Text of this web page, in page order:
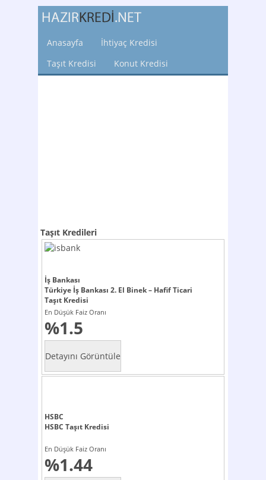
Anasayfa
İhtiyaç Kredisi
Taşıt Kredisi
Konut Kredisi
Taşıt Kredileri
İş Bankası
Türkiye İş Bankası 2. El Binek – Hafif Ticari
Taşıt Kredisi
En Düşük Faiz Oranı
%1.5
HSBC
HSBC Taşıt Kredisi
En Düşük Faiz Oranı
%1.44